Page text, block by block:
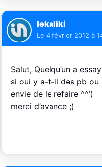
lekaliki
Le 4 février 2012 à
Salut, Quelqu’un a
si oui y a-t-il des pb ou
envie de le refaire ^^’)
merci d’avance ;)